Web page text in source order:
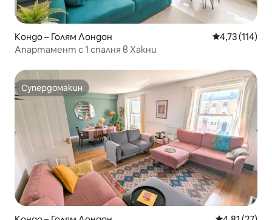
Кондо – Голям Лондон Средна
4,73 (114)
Апартамент с 1 спалня в Хакни
Супердомакин
Супердомакин